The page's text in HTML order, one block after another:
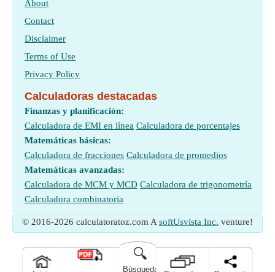
About
Contact
Disclaimer
Terms of Use
Privacy Policy
Calculadoras destacadas
Finanzas y planificación:
Calculadora de EMI en línea Calculadora de porcentajes
Matemáticas básicas:
Calculadora de fracciones Calculadora de promedios
Matemáticas avanzadas:
Calculadora de MCM y MCD Calculadora de trigonometría
Calculadora combinatoria
© 2016-2026 calculatoratoz.com A softUsvista Inc. venture!
🔍
Búsqueda